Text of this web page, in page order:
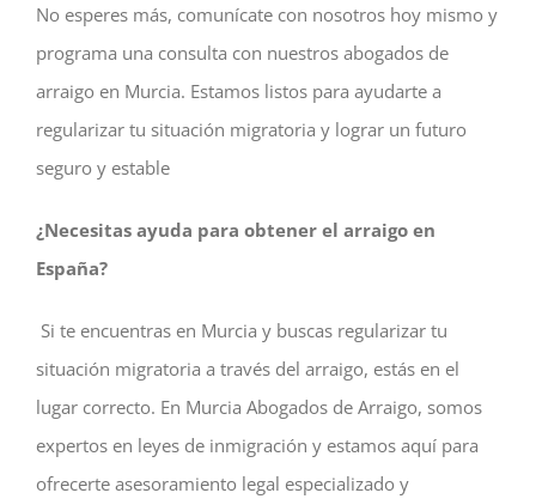
No esperes más, comunícate con nosotros hoy mismo y
programa una consulta con nuestros abogados de
arraigo en Murcia. Estamos listos para ayudarte a
regularizar tu situación migratoria y lograr un futuro
seguro y estable
¿Necesitas ayuda para obtener el arraigo en
España?
Si te encuentras en Murcia y buscas regularizar tu
situación migratoria a través del arraigo, estás en el
lugar correcto. En Murcia Abogados de Arraigo, somos
expertos en leyes de inmigración y estamos aquí para
ofrecerte asesoramiento legal especializado y